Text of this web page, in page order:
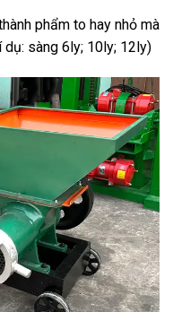
phẩm to hay nhỏ mà
dụ: sàng 6ly; 10ly; 12ly)